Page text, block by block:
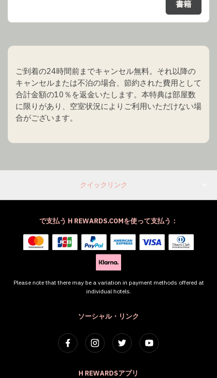
書籍
ご到着の24時間前までキャンセル無料。それ以降の
キャンセルまたは不泊の場合、節約された費用として
合計金額の10％を返金いたします。本特典は部屋数
に限りがあり、空室状況によりご利用いただけない場
合がございます。
クイックリンク
ソーシャル・リンク
H REWARDSアプリ
で支払う H REWARDS.COMを使って支払う：
Please note that there may be a variation in payment methods offered at
individual hotels.